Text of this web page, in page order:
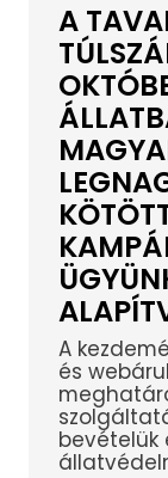
A
A
és
bevételük